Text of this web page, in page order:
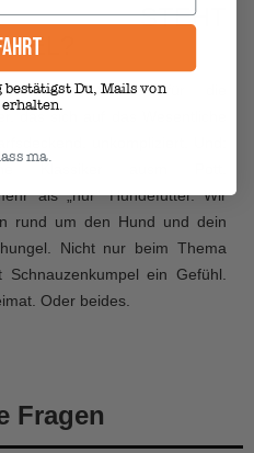
STEHT
ist eine Sache, für die
das sich auf das Wesentliche
Klassiker ausm Pott.
als „nur“ Hundefutter. Wir
rund um den Hund und dein
Nicht nur beim Thema
ein Gefühl.
Oder beides.
Fragen
Du, Mails von
erhalten.
ma.